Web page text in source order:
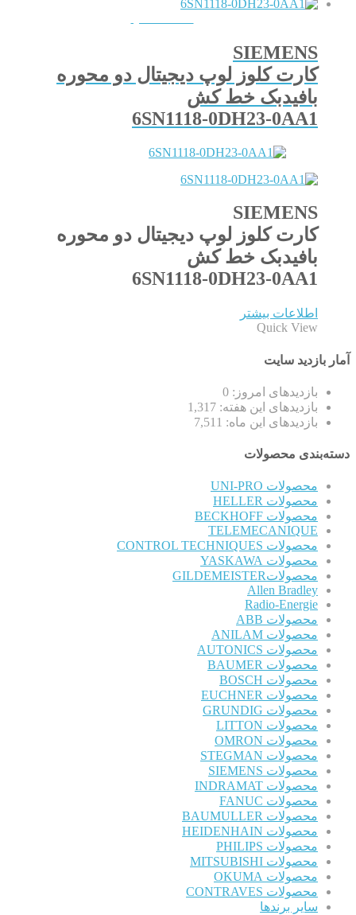
SIEMENS
کارت کلوز لوپ دیجیتال دو محوره
بافیدبک خط کش
6SN1118-0DH23-0AA1
SIEMENS
کارت کلوز لوپ دیجیتال دو محوره
بافیدبک خط کش
6SN1118-0DH23-0AA1
اطلاعات بیشتر
Quick View
آمار بازدید سایت
بازدیدهای امروز: 0
بازدیدهای این هفته: 1,317
بازدیدهای این ماه: 7,511
دسته‌بندی محصولات
محصولات UNI-PRO
محصولات HELLER
محصولات BECKHOFF
TELEMECANIQUE
محصولات CONTROL TECHNIQUES
محصولات YASKAWA
محصولاتGILDEMEISTER
Allen Bradley
Radio-Energie
محصولات ABB
محصولات ANILAM
محصولات AUTONICS
محصولات BAUMER
محصولات BOSCH
محصولات EUCHNER
محصولات GRUNDIG
محصولات LITTON
محصولات OMRON
محصولات STEGMAN
محصولات SIEMENS
محصولات INDRAMAT
محصولات FANUC
محصولات BAUMULLER
محصولات HEIDENHAIN
محصولات PHILIPS
محصولات MITSUBISHI
محصولات OKUMA
محصولات CONTRAVES
سایر برندها